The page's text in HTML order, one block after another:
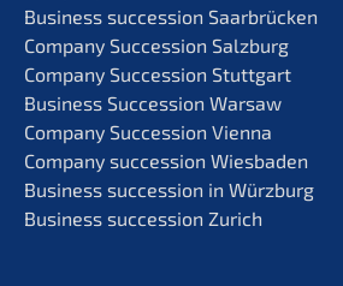
Business succes­si­on Saarbrücken
Compa­ny Succes­si­on Salzburg
Compa­ny Succes­si­on Stuttgart
Business Succes­si­on Warsaw
Compa­ny Succes­si­on Vienna
Compa­ny succes­si­on Wiesbaden
Business succes­si­on in Würzburg
Business succes­si­on Zurich